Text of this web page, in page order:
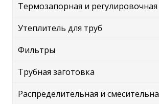
Термозапорная и
Утеплитель для труб
Фильтры
Трубная заготовка
Распределительная и